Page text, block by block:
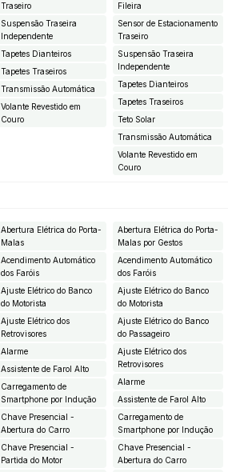
Traseiro
Suspensão Traseira
Independente
Tapetes Dianteiros
Tapetes Traseiros
Transmissão Automática
Volante Revestido em
Couro
Fileira
Sensor de Estacionamento
Traseiro
Suspensão Traseira
Independente
Tapetes Dianteiros
Tapetes Traseiros
Teto Solar
Transmissão Automática
Volante Revestido em
Couro
Abertura Elétrica do Porta-
Malas
Acendimento Automático
dos Faróis
Ajuste Elétrico do Banco
do Motorista
Ajuste Elétrico dos
Retrovisores
Alarme
Assistente de Farol Alto
Carregamento de
Smartphone por Indução
Chave Presencial -
Abertura do Carro
Chave Presencial -
Partida do Motor
Abertura Elétrica do Porta-
Malas por Gestos
Acendimento Automático
dos Faróis
Ajuste Elétrico do Banco
do Motorista
Ajuste Elétrico do Banco
do Passageiro
Ajuste Elétrico dos
Retrovisores
Alarme
Assistente de Farol Alto
Carregamento de
Smartphone por Indução
Chave Presencial -
Abertura do Carro